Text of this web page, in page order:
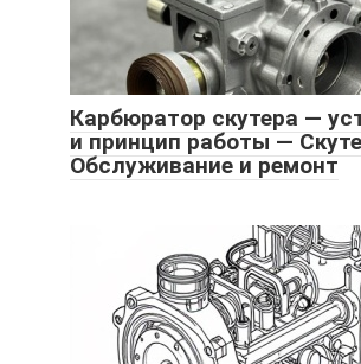
Карбюратор скутера —
и принцип работы —
Обслуживание и ремонт